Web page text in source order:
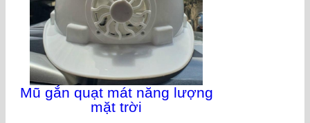
Mũ gắn quạt mát năng lượng
mặt trời